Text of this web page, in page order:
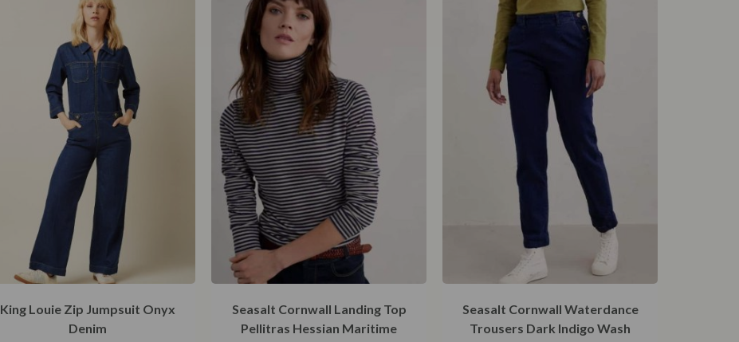
King Louie Zip Jumpsuit Onyx
Denim
Seasalt Cornwall Landing Top
Pellitras Hessian Maritime
Seasalt Cornwall Waterdance
Trousers Dark Indigo Wash